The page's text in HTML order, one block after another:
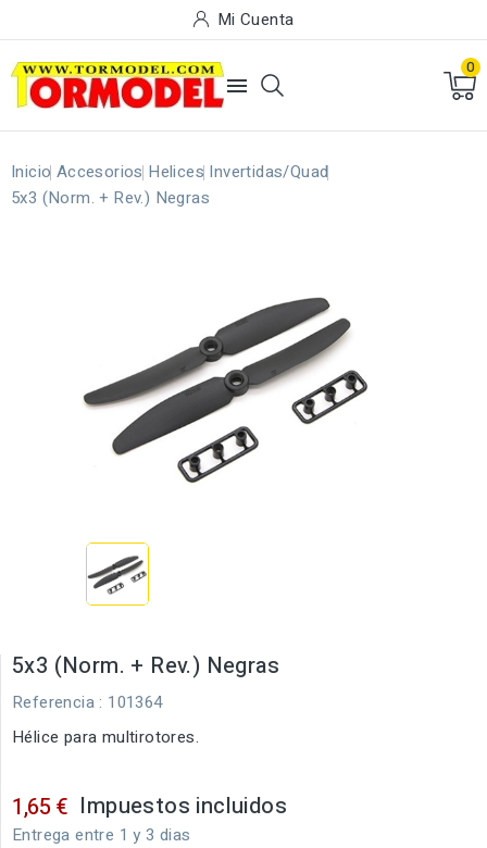
Mi Cuenta

0
Inicio Accesorios Helices Invertidas/Quad
5x3 (Norm. + Rev.) Negras
5x3 (Norm. + Rev.) Negras
Referencia : 101364
Hélice para multirotores.
1,65 € Impuestos incluidos
Entrega entre 1 y 3 dias